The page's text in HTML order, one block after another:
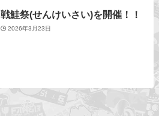
戦鮭祭(せんけいさい)を開催！！
2026年3月23日